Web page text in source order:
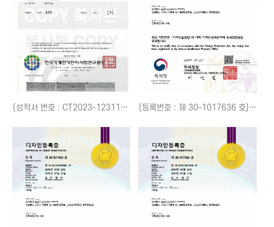
(성적서 번호 : CT2023-12311) HIC e모빌리티 파워팩 시험성적서 (등록번호 : 제 30-1017636 호) 광고용 가로등